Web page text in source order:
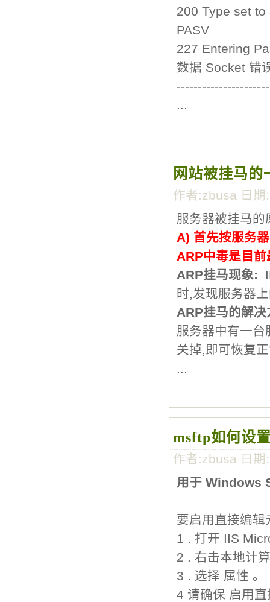
200 Type set to
PASV
227 Entering
数据 Socket 错
...
网站被挂马的
作者:zbusa 日
服务器被挂马
A) 首先按服务
ARP中毒是目
ARP挂马现象:
时,发现服务器
ARP挂马的解决
服务器中有一
关掉,即可恢复
...
msftp如何设
作者:zbusa 日
用于 Windows
要启用直接编辑
1 . 打开 IIS
2 . 右击本地计
3 . 选择 属性 。
4 请确保 启用